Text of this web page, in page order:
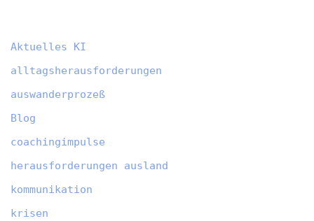
Aktuelles KI
alltagsherausforderungen
auswanderprozeß
Blog
coachingimpulse
herausforderungen ausland
kommunikation
krisen